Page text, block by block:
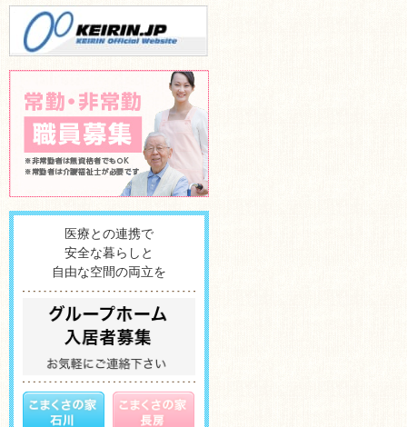
医療との連携で
安全な暮らしと
自由な空間の両立を